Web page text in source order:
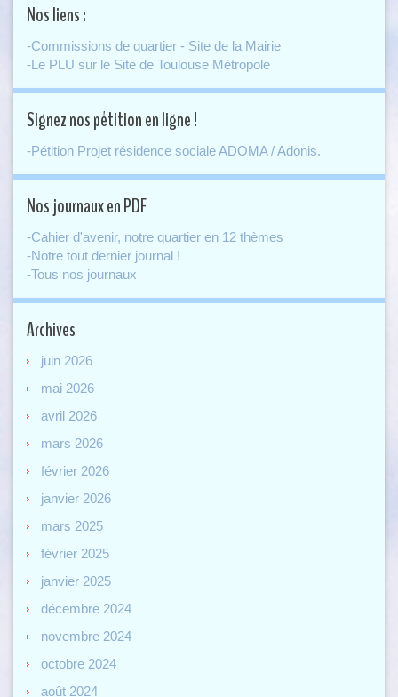
Nos liens :
-Commissions de quartier - Site de la Mairie
-Le PLU sur le Site de Toulouse Métropole
Signez nos pétition en ligne !
-Pétition Projet résidence sociale ADOMA / Adonis.
Nos journaux en PDF
-Cahier d'avenir, notre quartier en 12 thèmes
-Notre tout dernier journal !
-Tous nos journaux
Archives
juin 2026
mai 2026
avril 2026
mars 2026
février 2026
janvier 2026
mars 2025
février 2025
janvier 2025
décembre 2024
novembre 2024
octobre 2024
août 2024